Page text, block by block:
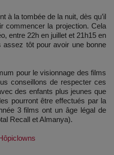
à la tombée de la nuit, dès qu’il
commencer la projection. Cela
entre 22h en juillet et 21h15 en
tôt pour avoir une bonne
pour le visionnage des films
conseillons de respecter ces
des enfants plus jeunes que
pourront être effectués par la
3 films ont un âge légal de
Recall et Almanya).